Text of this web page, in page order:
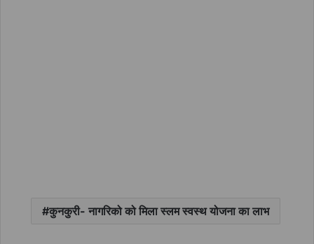
कुनकुरी- नागरिको को मिला स्लम स्वस्थ योजना का लाभ